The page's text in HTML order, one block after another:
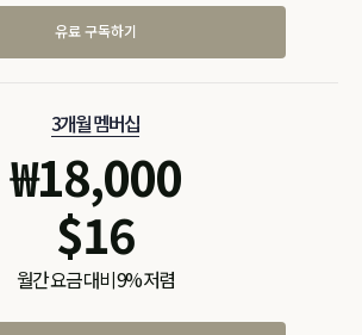
유료 구독하기
3개월 멤버십
₩18,000
$16
월간 요금 대비 9% 저렴